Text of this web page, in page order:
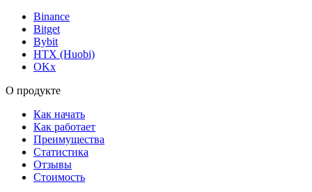
Binance
Bitget
Bybit
HTX (Huobi)
OKx
О продукте
Как начать
Как работает
Преимущества
Статистика
Отзывы
Стоимость